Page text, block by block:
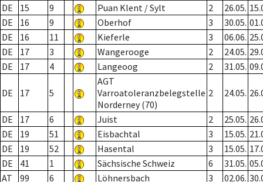
DE
15 9 Puan Klent / Sylt 2 26.05.
DE
16 9 Oberhof 3 30.05.
DE
16 11 Kieferle 3 06.06.
DE
17 3 Wangerooge 2 24.05.
DE
17 4 Langeoog 2 31.05.
DE 17 5
AGT
Varroatoleranzbelegstelle
Norderney (70)
2 24.05.
DE 17 6 Juist 2 25.05.
DE
19 51 Eisbachtal 3 15.05.
DE
19 52 Hasental 3 15.05.
DE
41 1 Sächsische Schweiz 6 31.05.
AT
99 6 Löhnersbach 3 02.06.